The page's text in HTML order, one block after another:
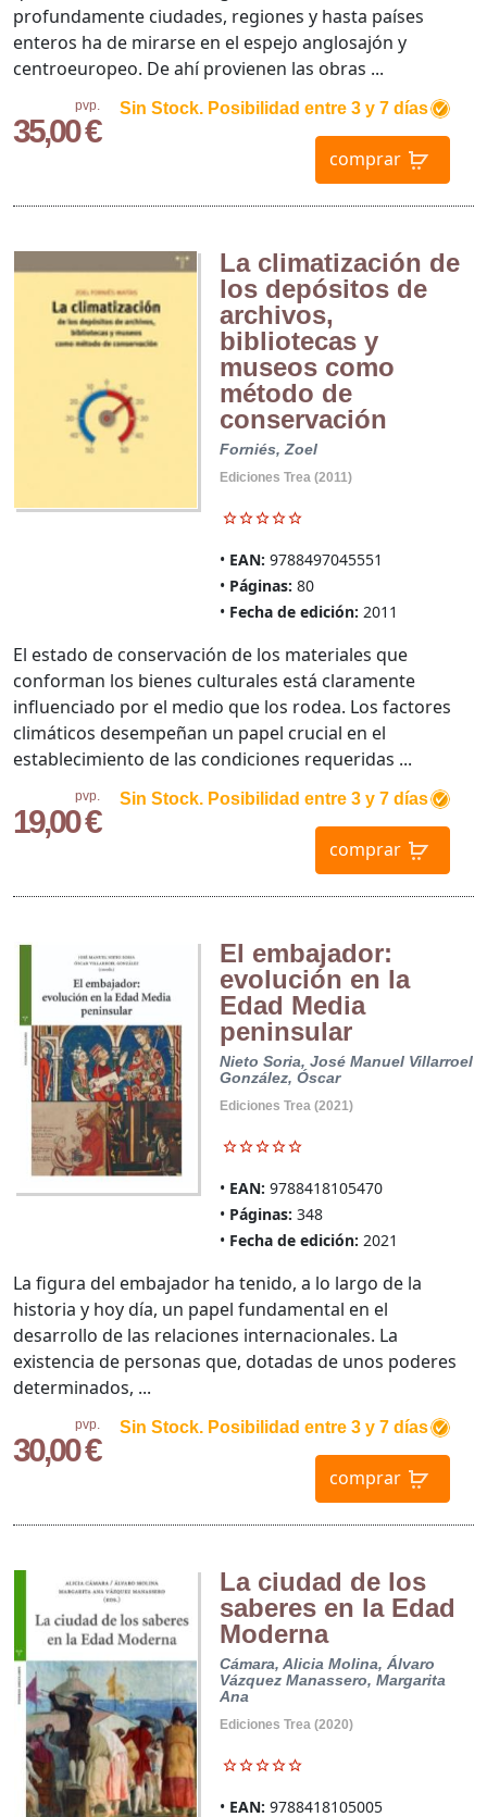
pvp.
35,00 €
Sin Stock. Posibilidad entre 3 y 7 días
comprar
profundamente ciudades, regiones y hasta países
enteros ha de mirarse en el espejo anglosajón y
centroeuropeo. De ahí provienen las obras ...
La climatización de
los depósitos de
archivos,
bibliotecas y
museos como
método de
conservación
Forniés, Zoel
Ediciones Trea (2011)
EAN: 9788497045551
Páginas: 80
Fecha de edición: 2011
pvp.
19,00 €
Sin Stock. Posibilidad entre 3 y 7 días
comprar
El estado de conservación de los materiales que
conforman los bienes culturales está claramente
influenciado por el medio que los rodea. Los factores
climáticos desempeñan un papel crucial en el
establecimiento de las condiciones requeridas ...
El embajador:
evolución en la
Edad Media
peninsular
Nieto Soria, José Manuel Villarroel
González, Óscar
Ediciones Trea (2021)
EAN: 9788418105470
Páginas: 348
Fecha de edición: 2021
pvp.
30,00 €
Sin Stock. Posibilidad entre 3 y 7 días
comprar
La figura del embajador ha tenido, a lo largo de la
historia y hoy día, un papel fundamental en el
desarrollo de las relaciones internacionales. La
existencia de personas que, dotadas de unos poderes
determinados, ...
La ciudad de los
saberes en la Edad
Moderna
Cámara, Alicia Molina, Álvaro
Vázquez Manassero, Margarita
Ana
Ediciones Trea (2020)
EAN: 9788418105005